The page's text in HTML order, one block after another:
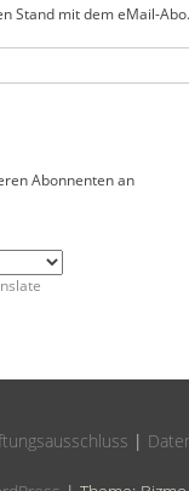
Stand mit dem eMail-Abo.
Abonnenten an
|